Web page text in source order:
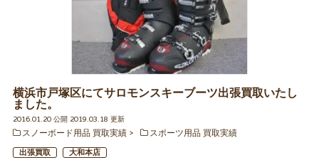
横浜市戸塚区にてサロモンスキーブーツ出張買取いたし
ました。
2016.01.20 公開 2019.03.18 更新
スノーボード用品 買取実績
スポーツ用品 買取実績
出張買取 大和本店